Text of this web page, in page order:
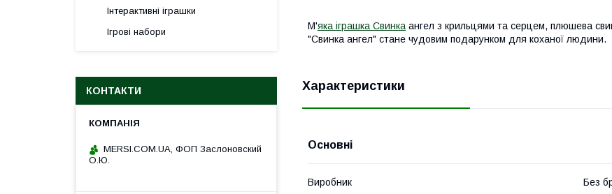
М'яка іграшка Свинка ангел з крильцями та серцем, плюшева
"Свинка ангел" стане чудовим подарунком для коханої людини.
Характеристики
Основні
Виробник Без
Інтерактивні іграшки
Ігрові набори
КОНТАКТИ
MERSI.COM.UA, ФОП Заслоновский
О.Ю.